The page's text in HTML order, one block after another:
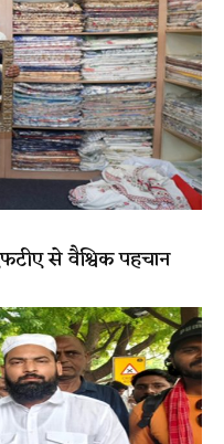
से वैश्विक पहचान